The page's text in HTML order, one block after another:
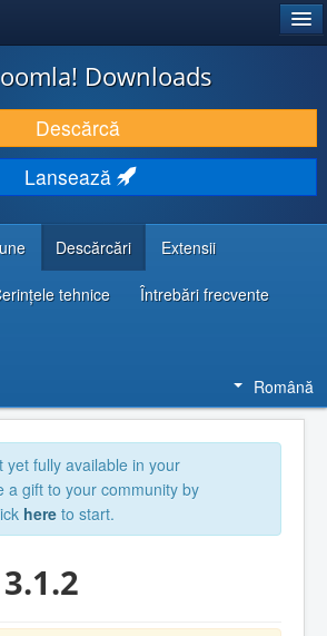
Downloads
Descărcă
Lansează
Descărcări Extensii
tehnice Întrebări frecvente
Română
yet fully available in your
a gift to your community by
here to start.